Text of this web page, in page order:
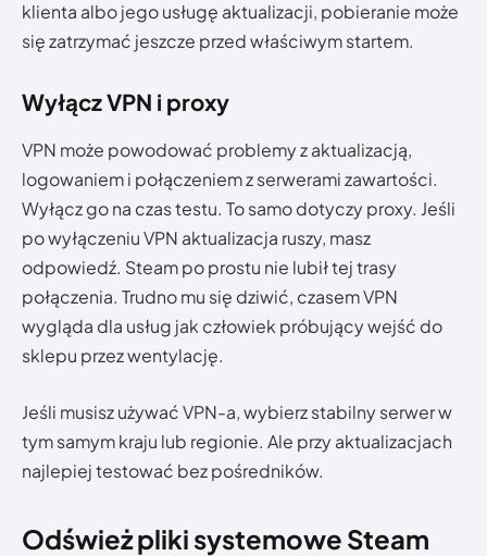
klienta albo jego usługę aktualizacji, pobieranie może
się zatrzymać jeszcze przed właściwym startem.
Wyłącz VPN i proxy
VPN może powodować problemy z aktualizacją,
logowaniem i połączeniem z serwerami zawartości.
Wyłącz go na czas testu. To samo dotyczy proxy. Jeśli
po wyłączeniu VPN aktualizacja ruszy, masz
odpowiedź. Steam po prostu nie lubił tej trasy
połączenia. Trudno mu się dziwić, czasem VPN
wygląda dla usług jak człowiek próbujący wejść do
sklepu przez wentylację.
Jeśli musisz używać VPN-a, wybierz stabilny serwer w
tym samym kraju lub regionie. Ale przy aktualizacjach
najlepiej testować bez pośredników.
Odśwież pliki systemowe Steam